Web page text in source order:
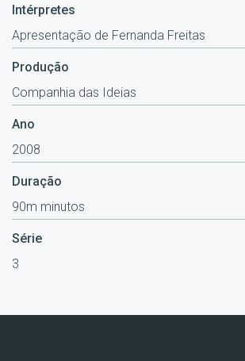
Intérpretes
Apresentação de Fernanda Freitas
Produção
Companhia das Ideias
Ano
2008
Duração
90m minutos
Série
3